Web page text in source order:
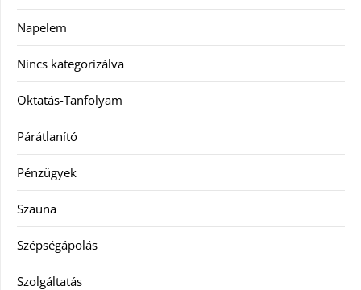
Napelem
Nincs kategorizálva
Oktatás-Tanfolyam
Párátlanító
Pénzügyek
Szauna
Szépségápolás
Szolgáltatás